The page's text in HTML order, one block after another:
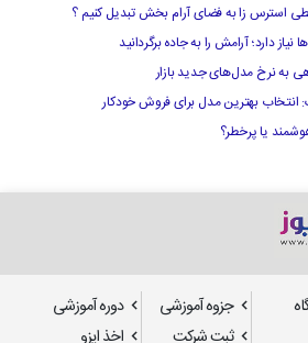
استرس زا به فضای آرام بخش تبدیل کنیم ؟
دارد؛ آرامش را به جاده برگردانید
به نرخ مدل‌های جدید بازار
انتخاب بهترین مدل برای فروش خودکار
یا پرخطر؟
جزوه آموزشی
دوره آموزشی
ثبت شرکت
اخذ ایزو